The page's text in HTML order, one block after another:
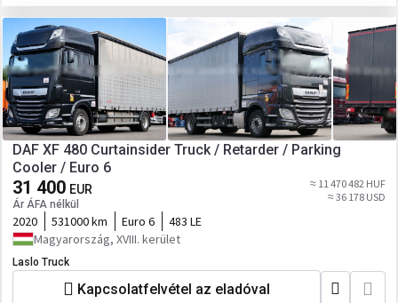
DAF XF 480 Curtainsider Truck / Retarder / Parking
Cooler / Euro 6
31 400 EUR
Ár ÁFA nélkül
≈ 11 470 482 HUF
≈ 36 178 USD
2020 531000 km Euro 6
483 LE
Magyarország, XVIII. kerület
Laslo Truck
Kapcsolatfelvétel az eladóval